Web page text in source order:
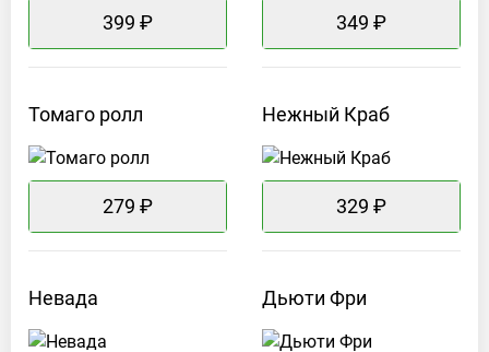
399 ₽ 349 ₽
Томаго ролл
279 ₽
Нежный Краб
329 ₽
Невада Дьюти Фри